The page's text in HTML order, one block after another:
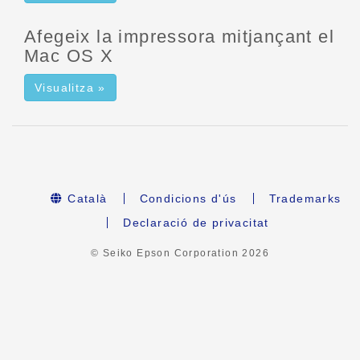
Afegeix la impressora mitjançant el
Mac OS X
Visualitza »
Català Condicions d'ús
Trademarks
Declaració de privacitat
© Seiko Epson Corporation2026